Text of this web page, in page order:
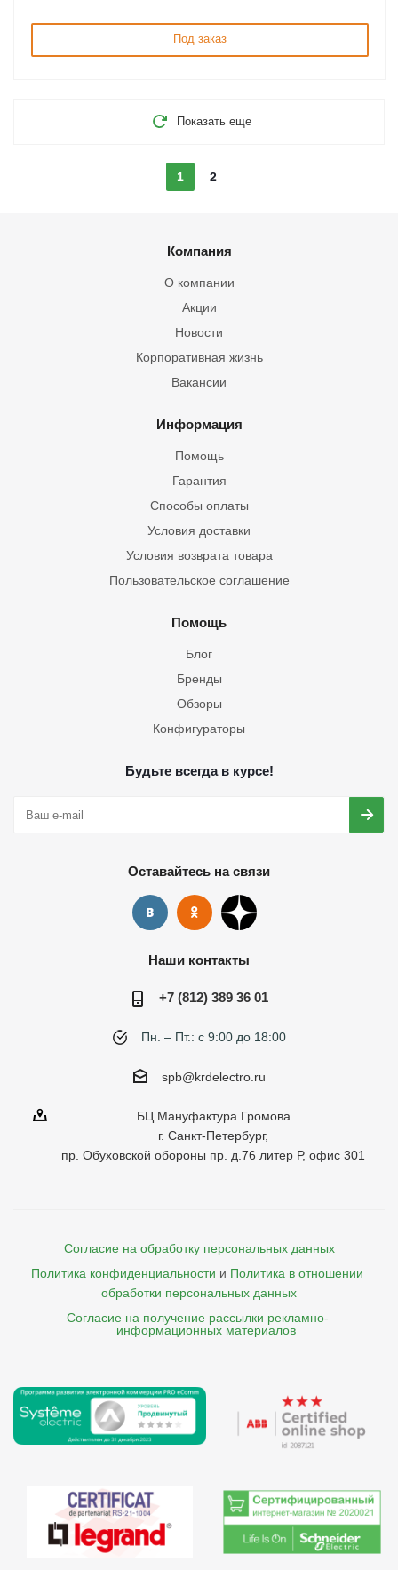
Под заказ
Показать еще
1 2
Компания
О компании
Акции
Новости
Корпоративная жизнь
Вакансии
Информация
Помощь
Гарантия
Способы оплаты
Условия доставки
Условия возврата товара
Пользовательское соглашение
Помощь
Блог
Бренды
Обзоры
Конфигураторы
Будьте всегда в курсе!
Оставайтесь на связи
Наши контакты
+7 (812) 389 36 01
Пн. – Пт.: с 9:00 до 18:00
spb@krdelectro.ru
БЦ Мануфактура Громова
г. Санкт-Петербург,
пр. Обуховской обороны пр. д.76 литер Р, офис 301
Согласие на обработку персональных данных
Политика конфиденциальности и Политика в отношении
обработки персональных данных
Согласие на получение рассылки рекламно-
    информационных материалов